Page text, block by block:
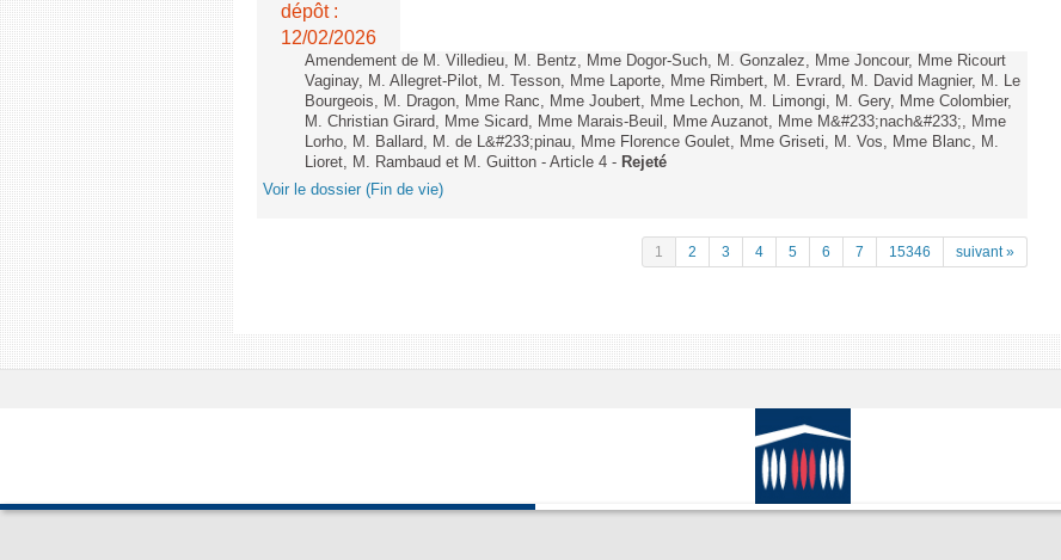
dépôt :
12/02/2026
Amendement de M. Villedieu, M. Bentz, Mme Dogor-Such, M. Gonzalez, Mme Joncour, Mme Ricourt
Vaginay, M. Allegret-Pilot, M. Tesson, Mme Laporte, Mme Rimbert, M. Evrard, M. David Magnier, M. Le
Bourgeois, M. Dragon, Mme Ranc, Mme Joubert, Mme Lechon, M. Limongi, M. Gery, Mme Colombier,
M. Christian Girard, Mme Sicard, Mme Marais-Beuil, Mme Auzanot, Mme M&#233;nach&#233;, Mme
Lorho, M. Ballard, M. de L&#233;pinau, Mme Florence Goulet, Mme Griseti, M. Vos, Mme Blanc, M.
Lioret, M. Rambaud et M. Guitton - Article 4 - Rejeté
Voir le dossier (Fin de vie)
1 2 3 4 5 6 7 15346 suivant »